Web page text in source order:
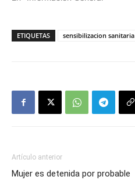
ETIQUETAS sensibilizacion sanitaria
Artículo anterior
Mujer es detenida por probable